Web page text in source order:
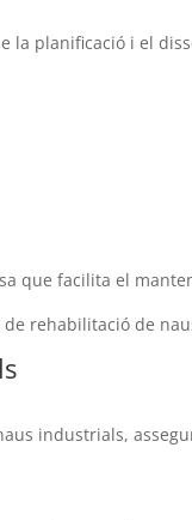
la planificació i el
que facilita el
rehabilitació de
industrials,